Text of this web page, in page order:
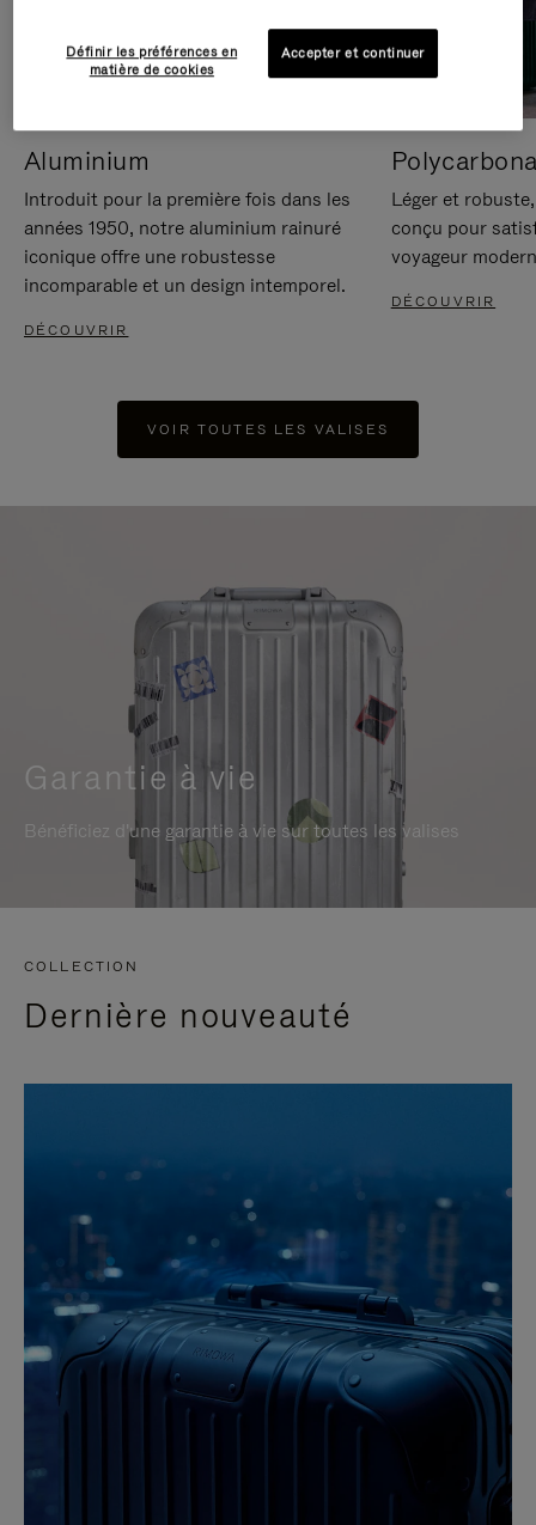
Aluminium
Introduit pour la première fois dans les
années 1950, notre aluminium rainuré
iconique offre une robustesse
incomparable et un design intemporel.
DÉCOUVRIR
Léger et
conçu pour
voyageur
DÉCOUVRIR
VOIR TOUTES LES VALISES
Garantie à vie
Bénéficiez d'une garantie à vie sur toutes les valises
COLLECTION
Dernière nouveauté
Définir les préférences en
matière de cookies
Accepter et continuer